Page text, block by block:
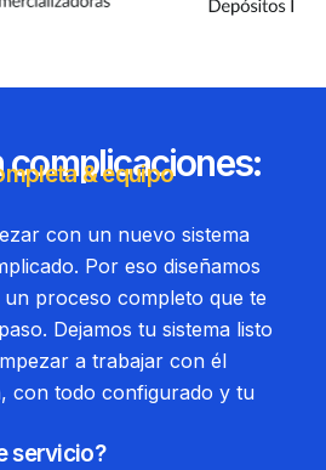
complicaciones:
& equipo
con un nuevo sistema
Por eso diseñamos
proceso completo que te
Dejamos tu sistema listo
a trabajar con él
con todo configurado y tu
servicio?